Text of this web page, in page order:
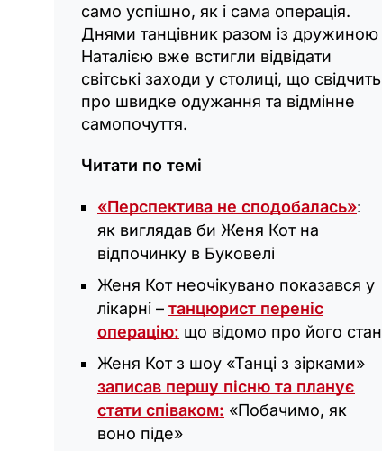
само успішно, як і сама операція.
Днями танцівник разом із дружиною
Наталією вже встигли відвідати
світські заходи у столиці, що свідчить
про швидке одужання та відмінне
самопочуття.
Читати по темі
«Перспектива не сподобалась»:
як виглядав би Женя Кот на
відпочинку в Буковелі
Женя Кот неочікувано показався у
лікарні – танцюрист переніс
операцію: що відомо про його стан
Женя Кот з шоу «‎Танці з зірками»
записав першу пісню та планує
стати співаком: «‎Побачимо, як
воно піде»